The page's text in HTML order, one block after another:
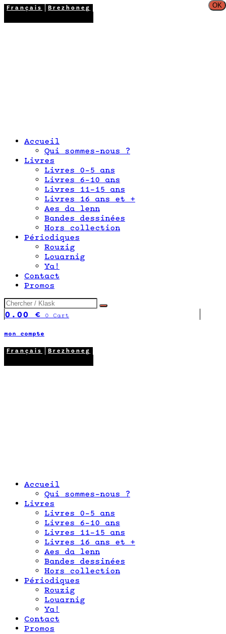
Français Brezhoneg
Accueil
Qui sommes-nous ?
Livres
Livres 0-5 ans
Livres 6-10 ans
Livres 11-15 ans
Livres 16 ans et +
Aes da lenn
Bandes dessinées
Hors collection
Périodiques
Rouzig
Louarnig
Ya!
Contact
Promos
0.00 € 0 Cart
mon compte
Français Brezhoneg
Accueil
Qui sommes-nous ?
Livres
Livres 0-5 ans
Livres 6-10 ans
Livres 11-15 ans
Livres 16 ans et +
Aes da lenn
Bandes dessinées
Hors collection
Périodiques
Rouzig
Louarnig
Ya!
Contact
Promos
OK